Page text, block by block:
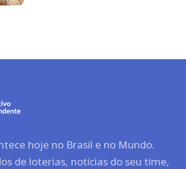
hoje no Brasil e no Mundo.
de loterias, notícias do seu time,